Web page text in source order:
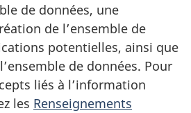
de données, une
de l’ensemble de
potentielles, ainsi que
de données. Pour
liés à l’information
les Renseignements